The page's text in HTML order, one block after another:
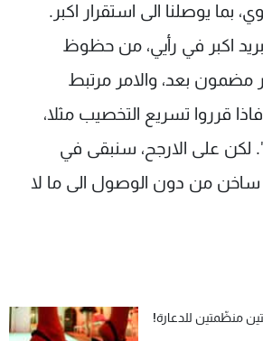
بما يوصلنا الى استقرار اكبر.
اكبر في رأيي، من حظوظ
مضمون بعد، والامر مرتبط
فاذا قرروا تسريع التخصيب مثلا،
لكن على الارجح، سنبقى في
ساخن من دون الوصول الى ما لا
منظّمتين للدعارة!